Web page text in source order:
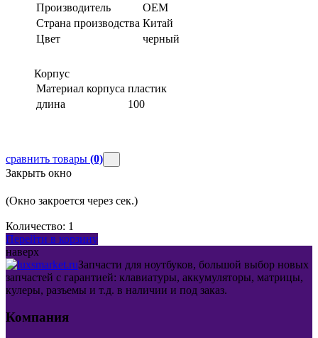
Производитель
OEM
Страна производства Китай
Цвет
черный
Корпус
Материал корпуса пластик
длина
100
сравнить товары (0)
Закрыть окно
(Окно закроется через сек.)
Количество: 1
Перейти в корзину
наверх
Запчасти для ноутбуков, большой выбор новых
запчастей с гарантией: клавиатуры, аккумуляторы, матрицы,
кулеры, разъемы и т.д. в наличии и под заказ.
Компания